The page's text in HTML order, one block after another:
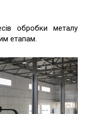
обробки металу
етапам.